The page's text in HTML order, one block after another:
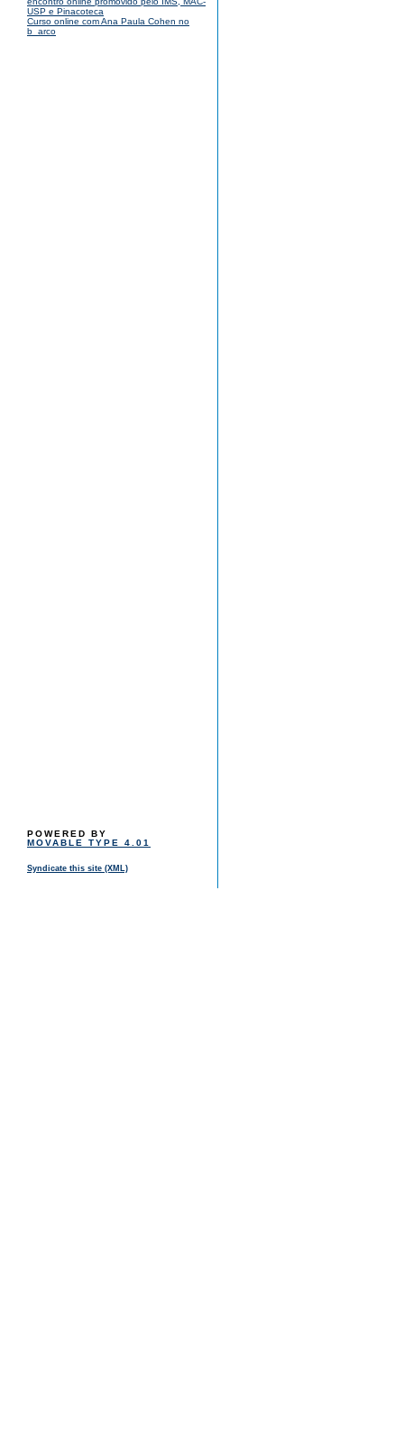
USP e Pinacoteca
Curso online com Ana Paula Cohen no
b_arco
POWERED BY
MOVABLE TYPE 4.01
Syndicate this site (XML)